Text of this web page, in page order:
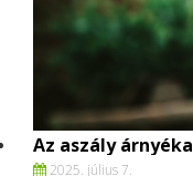
Az aszály árnyéka
2025. július 7.